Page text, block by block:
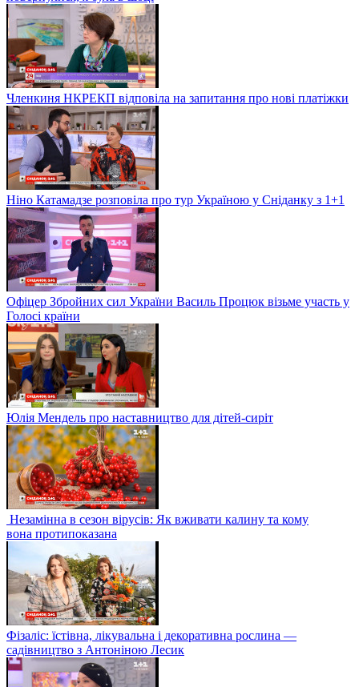
Членкиня НКРЕКП відповіла на запитання про нові платіжки
Ніно Катамадзе розповіла про тур Україною у Сніданку з 1+1
Офіцер Збройних сил України Василь Процюк візьме участь у
Голосі країни
Юлія Мендель про наставництво для дітей-сиріт
Незамінна в сезон вірусів: Як вживати калину та кому
вона протипоказана
Фізаліс: їстівна, лікувальна і декоративна рослина —
садівництво з Антоніною Лесик